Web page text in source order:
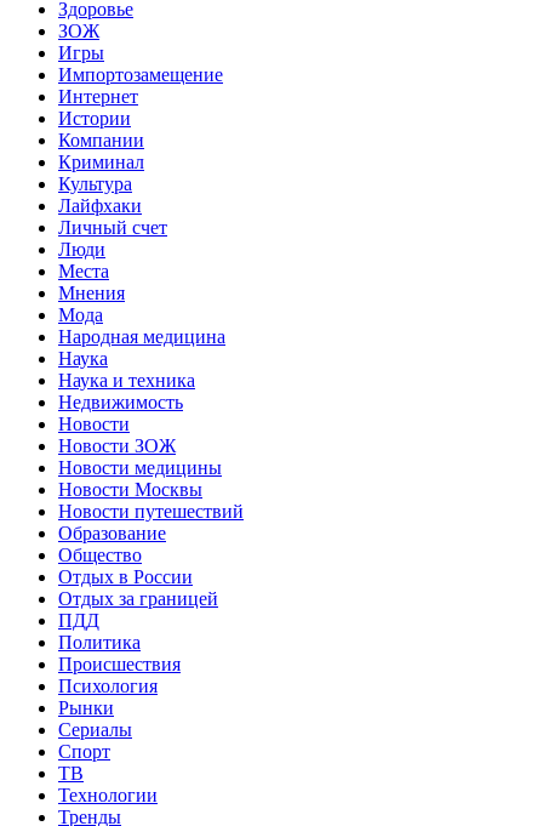
Здоровье
ЗОЖ
Игры
Импортозамещение
Интернет
Истории
Компании
Криминал
Культура
Лайфхаки
Личный счет
Люди
Места
Мнения
Мода
Народная медицина
Наука
Наука и техника
Недвижимость
Новости
Новости ЗОЖ
Новости медицины
Новости Москвы
Новости путешествий
Образование
Общество
Отдых в России
Отдых за границей
ПДД
Политика
Происшествия
Психология
Рынки
Сериалы
Спорт
ТВ
Технологии
Тренды